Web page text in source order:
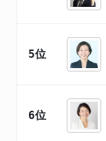
5位
6位